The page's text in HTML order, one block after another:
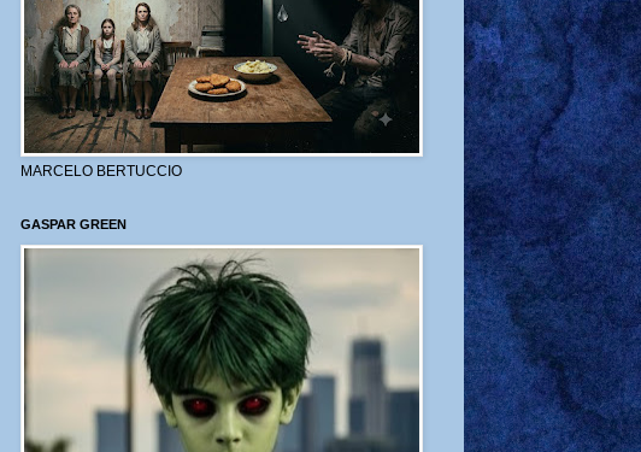
MARCELO BERTUCCIO
GASPAR GREEN